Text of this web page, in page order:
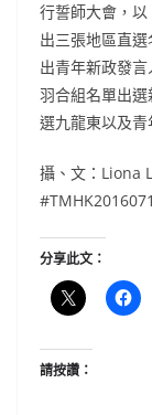
行誓師大會，
出三張地區直
出青年新政發
羽合組名單出
選九龍東以及青
攝、文：Liona
分享此文：
請按讚：